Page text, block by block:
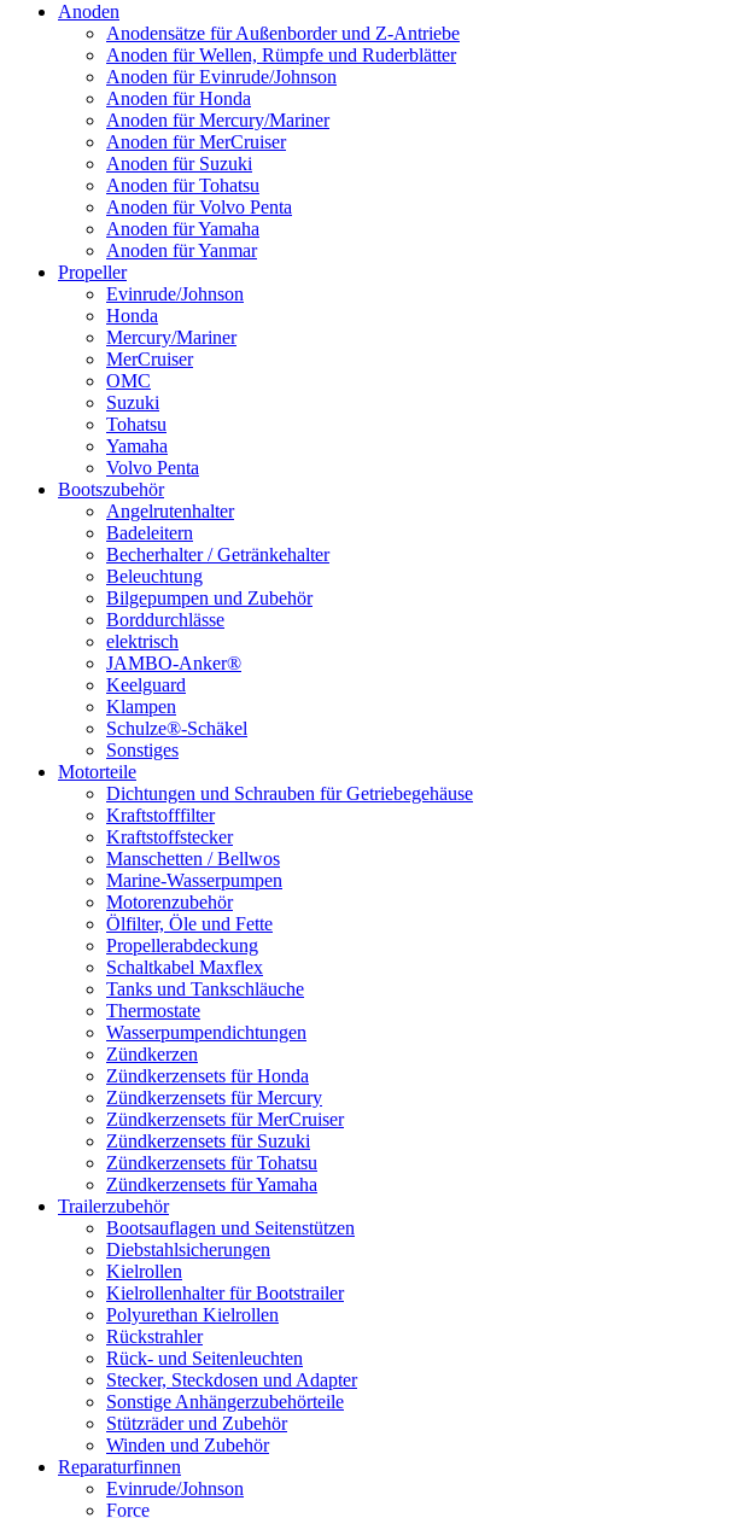
Anoden
Anodensätze für Außenborder und Z-Antriebe
Anoden für Wellen, Rümpfe und Ruderblätter
Anoden für Evinrude/Johnson
Anoden für Honda
Anoden für Mercury/Mariner
Anoden für MerCruiser
Anoden für Suzuki
Anoden für Tohatsu
Anoden für Volvo Penta
Anoden für Yamaha
Anoden für Yanmar
Propeller
Evinrude/Johnson
Honda
Mercury/Mariner
MerCruiser
OMC
Suzuki
Tohatsu
Yamaha
Volvo Penta
Bootszubehör
Angelrutenhalter
Badeleitern
Becherhalter / Getränkehalter
Beleuchtung
Bilgepumpen und Zubehör
Borddurchlässe
elektrisch
JAMBO-Anker®
Keelguard
Klampen
Schulze®-Schäkel
Sonstiges
Motorteile
Dichtungen und Schrauben für Getriebegehäuse
Kraftstofffilter
Kraftstoffstecker
Manschetten / Bellwos
Marine-Wasserpumpen
Motorenzubehör
Ölfilter, Öle und Fette
Propellerabdeckung
Schaltkabel Maxflex
Tanks und Tankschläuche
Thermostate
Wasserpumpendichtungen
Zündkerzen
Zündkerzensets für Honda
Zündkerzensets für Mercury
Zündkerzensets für MerCruiser
Zündkerzensets für Suzuki
Zündkerzensets für Tohatsu
Zündkerzensets für Yamaha
Trailerzubehör
Bootsauflagen und Seitenstützen
Diebstahlsicherungen
Kielrollen
Kielrollenhalter für Bootstrailer
Polyurethan Kielrollen
Rückstrahler
Rück- und Seitenleuchten
Stecker, Steckdosen und Adapter
Sonstige Anhängerzubehörteile
Stützräder und Zubehör
Winden und Zubehör
Reparaturfinnen
Evinrude/Johnson
Force